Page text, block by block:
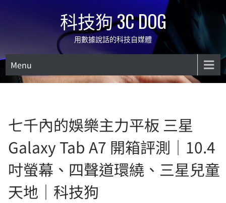
科技狗 3C DOG
用數據說話的科技自媒體
Menu
七千內的娛樂主力平板 三星
Galaxy Tab A7 開箱評測｜10.4
吋螢幕、四聲道環繞、三星兒童
天地｜科技狗